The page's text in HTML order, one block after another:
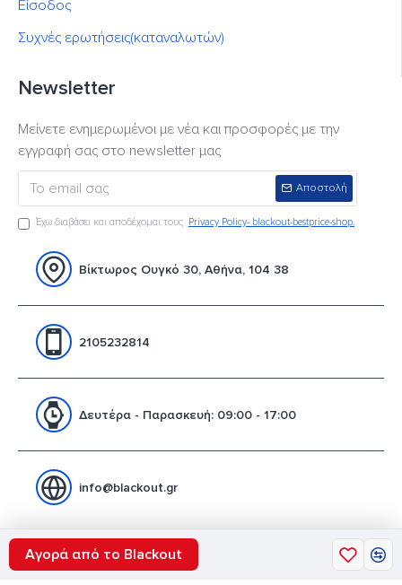
Αγορά από το Blackout
Είσοδος
Συχνές ερωτήσεις(καταναλωτών)
Newsletter
Μείνετε ενημερωμένοι με νέα και προσφορές με την
εγγραφή σας στο newsletter μας
Αποστολή
Έχω διαβάσει και αποδέχομαι τους Privacy Policy- blackout-bestprice-shop.
Βίκτωρος Ουγκό 30, Αθήνα, 104 38
2105232814
Δευτέρα - Παρασκευή: 09:00 - 17:00
info@blackout.gr